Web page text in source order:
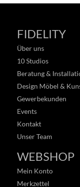
FIDELITY
Über uns
10 Studios
Beratung &
Design Möbel &
Gewerbekunden
Events
Kontakt
Unser Team
WEBSHOP
Mein Konto
Merkzettel